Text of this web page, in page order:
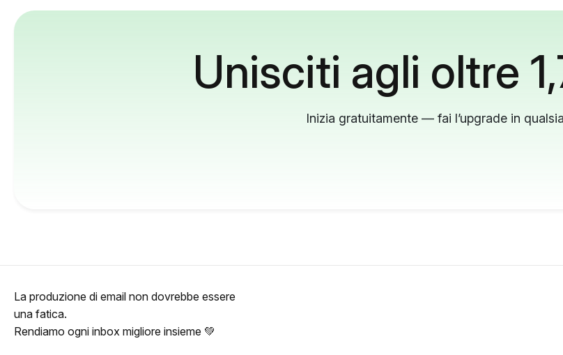
Unisciti agli oltre
Inizia gratuitamente — fai l’upgrade in
La produzione di email non dovrebbe essere
una fatica.
Rendiamo ogni inbox migliore insieme 💚